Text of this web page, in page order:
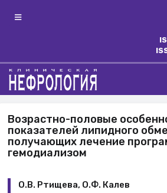
Возрастно-половые
показателей липидного
получающих лечение
гемодиализом
О.В. Ртищева, О.Ф. Калев